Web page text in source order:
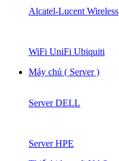
Alcatel-Lucent Wireless
WiFi UniFi Ubiquiti
Máy chủ ( Server )
Server DELL
Server HPE